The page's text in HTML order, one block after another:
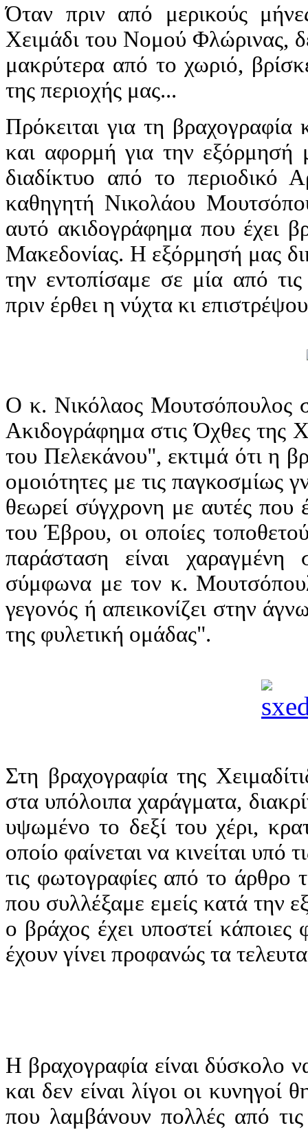
Όταν πριν από μερικούς
Χειμάδι του Νομού Φλώρινας,
μακρύτερα από το χωριό,
της περιοχής μας...
Πρόκειται για τη βραχογραφία
και αφορμή για την
διαδίκτυο από το περιοδικό
καθηγητή Νικολάου
αυτό ακιδογράφημα που έχει
Μακεδονίας. Η εξόρμησή μας
την εντοπίσαμε σε μία από
πριν έρθει η νύχτα κι
Ο κ. Νικόλαος Μουτσόπουλος
Ακιδογράφημα στις Όχθες της
του Πελεκάνου", εκτιμά ότι η
ομοιότητες με τις παγκοσμίως
θεωρεί σύγχρονη με αυτές που
του Έβρου, οι οποίες
παράσταση είναι
σύμφωνα με τον κ.
γεγονός ή απεικονίζει στην
της φυλετική ομάδας".
Στη βραχογραφία της
στα υπόλοιπα χαράγματα,
υψωμένο το δεξί του χέρι,
οποίο φαίνεται να κινείται υπό
τις φωτογραφίες από το άρθρο
που συλλέξαμε εμείς κατά την
ο βράχος έχει υποστεί
έχουν γίνει προφανώς τα
Η βραχογραφία είναι δύσκολο
και δεν είναι λίγοι οι κυνηγοί
που λαμβάνουν πολλές από τις